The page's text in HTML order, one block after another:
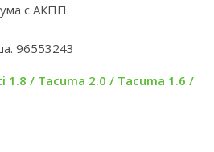
с АКПП.
96553243
1.8 / Tacuma 2.0 / Tacuma 1.6 /